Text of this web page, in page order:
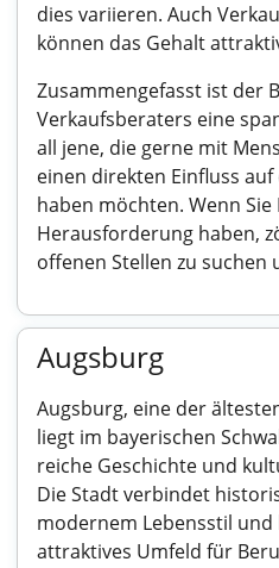
dies variieren. Auch
können das Gehalt
Zusammengefasst ist der
Verkaufsberaters eine
all jene, die gerne mit
einen direkten Einfluss
haben möchten. Wenn
Herausforderung haben,
offenen Stellen zu suchen
Augsburg
Augsburg, eine der
liegt im bayerischen
reiche Geschichte und
Die Stadt verbindet
modernem Lebensstil
attraktives Umfeld für